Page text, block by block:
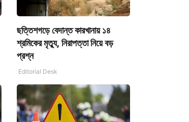
ছত্তিশগড়ে বেদান্ত কারখানায় ১৪
শ্রমিকের মৃত্যু, নিরাপত্তা নিয়ে বড়
প্রশ্ন
Editorial Desk